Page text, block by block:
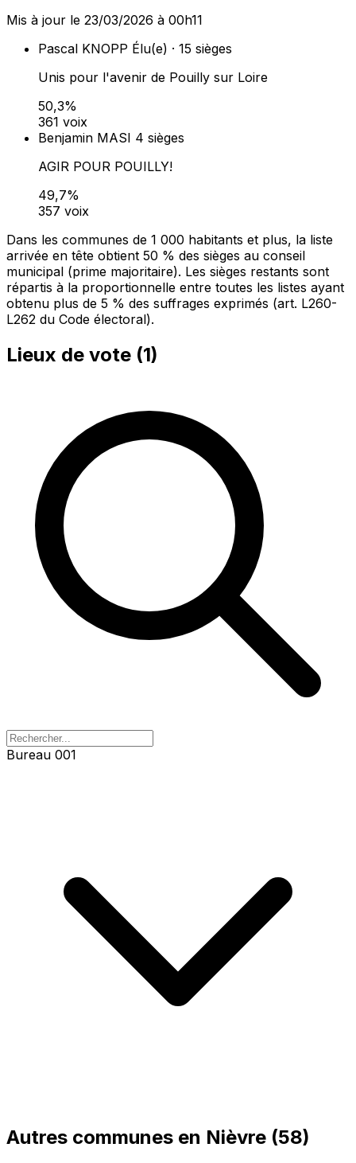
Mis à jour le 23/03/2026 à 00h11
Pascal KNOPP Élu(e) · 15 sièges
Unis pour l'avenir de Pouilly sur Loire
50,3%
361 voix
Benjamin MASI 4 sièges
AGIR POUR POUILLY!
49,7%
357 voix
Dans les communes de 1 000 habitants et plus, la liste
arrivée en tête obtient 50 % des sièges au conseil
municipal (prime majoritaire). Les sièges restants sont
répartis à la proportionnelle entre toutes les listes ayant
obtenu plus de 5 % des suffrages exprimés (art. L260-
L262 du Code électoral).
Lieux de vote (1)
Bureau 001
Autres communes en Nièvre (58)